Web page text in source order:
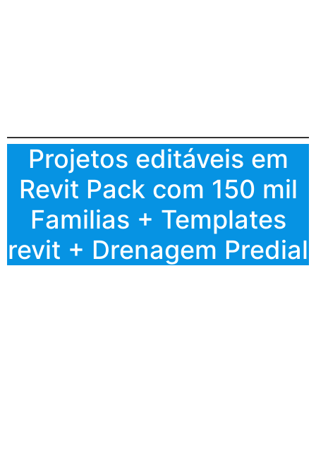
Projetos editáveis em
Revit Pack com 150 mil
Familias + Templates
revit + Drenagem Predial